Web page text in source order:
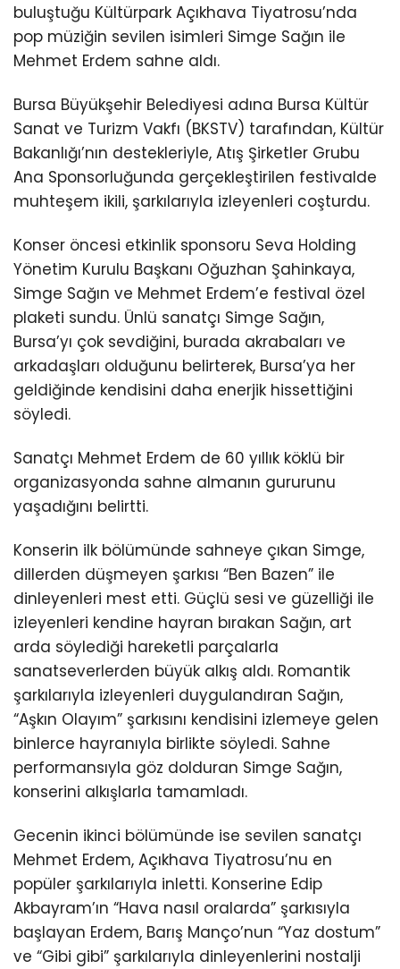
buluştuğu Kültürpark Açıkhava Tiyatrosu’nda
pop müziğin sevilen isimleri Simge Sağın ile
Mehmet Erdem sahne aldı.
Bursa Büyükşehir Belediyesi adına Bursa Kültür
Sanat ve Turizm Vakfı (BKSTV) tarafından, Kültür
Bakanlığı’nın destekleriyle, Atış Şirketler Grubu
Ana Sponsorluğunda gerçekleştirilen festivalde
muhteşem ikili, şarkılarıyla izleyenleri coşturdu.
Konser öncesi etkinlik sponsoru Seva Holding
Yönetim Kurulu Başkanı Oğuzhan Şahinkaya,
Simge Sağın ve Mehmet Erdem’e festival özel
plaketi sundu. Ünlü sanatçı Simge Sağın,
Bursa’yı çok sevdiğini, burada akrabaları ve
arkadaşları olduğunu belirterek, Bursa’ya her
geldiğinde kendisini daha enerjik hissettiğini
söyledi.
Sanatçı Mehmet Erdem de 60 yıllık köklü bir
organizasyonda sahne almanın gururunu
yaşadığını belirtti.
Konserin ilk bölümünde sahneye çıkan Simge,
dillerden düşmeyen şarkısı “Ben Bazen” ile
dinleyenleri mest etti. Güçlü sesi ve güzelliği ile
izleyenleri kendine hayran bırakan Sağın, art
arda söylediği hareketli parçalarla
sanatseverlerden büyük alkış aldı. Romantik
şarkılarıyla izleyenleri duygulandıran Sağın,
“Aşkın Olayım” şarkısını kendisini izlemeye gelen
binlerce hayranıyla birlikte söyledi. Sahne
performansıyla göz dolduran Simge Sağın,
konserini alkışlarla tamamladı.
Gecenin ikinci bölümünde ise sevilen sanatçı
Mehmet Erdem, Açıkhava Tiyatrosu’nu en
popüler şarkılarıyla inletti. Konserine Edip
Akbayram’ın “Hava nasıl oralarda” şarkısıyla
başlayan Erdem, Barış Manço’nun “Yaz dostum”
ve “Gibi gibi” şarkılarıyla dinleyenlerini nostalji